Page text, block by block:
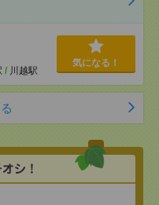
/ 川越駅
気になる！